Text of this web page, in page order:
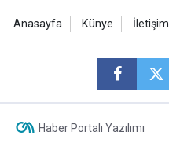
Anasayfa Künye İletişim
Haber Portalı Yazılımı